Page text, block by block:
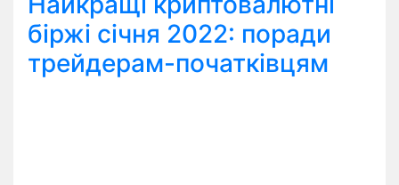
біржі січня 2022: поради
трейдерам-початківцям